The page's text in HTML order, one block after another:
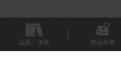
All documents,images and
to JIHO,Inc.
Use of these
strictly prohibited.Copyright
企画・連載 製品検索